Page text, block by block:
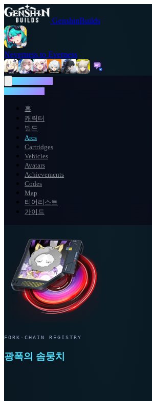
GenshinBuilds
Neverness to Everness
홈
캐릭터
빌드
Arcs
Cartridges
Vehicles
Avatars
Achievements
Codes
Map
티어리스트
가이드
FORK-CHAIN REGISTRY
광폭의 솜뭉치